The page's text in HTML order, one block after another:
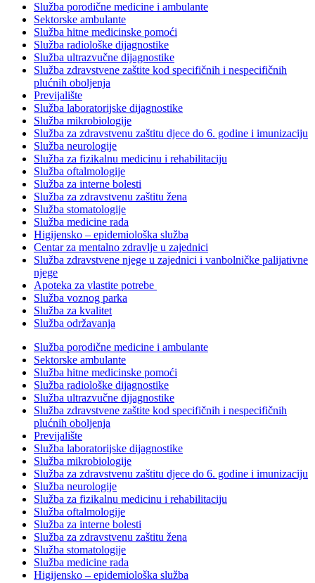
Služba porodične medicine i ambulante
Sektorske ambulante
Služba hitne medicinske pomoći
Služba radiološke dijagnostike
Služba ultrazvučne dijagnostike
Služba zdravstvene zaštite kod specifičnih i nespecifičnih
plućnih oboljenja
Previjalište
Služba laboratorijske dijagnostike
Služba mikrobiologije
Služba za zdravstvenu zaštitu djece do 6. godine i imunizaciju
Služba neurologije
Služba za fizikalnu medicinu i rehabilitaciju
Služba oftalmologije
Služba za interne bolesti
Služba za zdravstvenu zaštitu žena
Služba stomatologije
Služba medicine rada
Higijensko – epidemiološka služba
Centar za mentalno zdravlje u zajednici
Služba zdravstvene njege u zajednici i vanbolničke palijativne
njege
Apoteka za vlastite potrebe
Služba voznog parka
Služba za kvalitet
Služba održavanja
Služba porodične medicine i ambulante
Sektorske ambulante
Služba hitne medicinske pomoći
Služba radiološke dijagnostike
Služba ultrazvučne dijagnostike
Služba zdravstvene zaštite kod specifičnih i nespecifičnih
plućnih oboljenja
Previjalište
Služba laboratorijske dijagnostike
Služba mikrobiologije
Služba za zdravstvenu zaštitu djece do 6. godine i imunizaciju
Služba neurologije
Služba za fizikalnu medicinu i rehabilitaciju
Služba oftalmologije
Služba za interne bolesti
Služba za zdravstvenu zaštitu žena
Služba stomatologije
Služba medicine rada
Higijensko – epidemiološka služba